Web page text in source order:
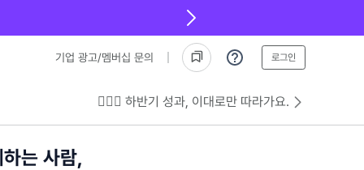
기업 광고/멤버십 문의 로그인
💁🏻‍♂️ 하반기 성과, 이대로만 따라가요.
는 사람,